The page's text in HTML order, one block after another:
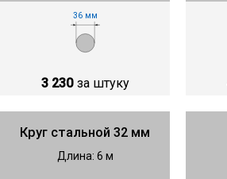
36 мм
3 230 за штуку
Круг стальной 32 мм
Длина: 6 м